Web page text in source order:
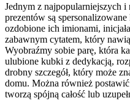
Jednym z najpopularniejszych
prezentów są
ozdobione ich imionami,
zabawnym cytatem, który
Wyobraźmy sobie parę, która
ulubione kubki z dedykacją,
drobny szczegół, który może
domu. Można również
tworzą spójną całość lub